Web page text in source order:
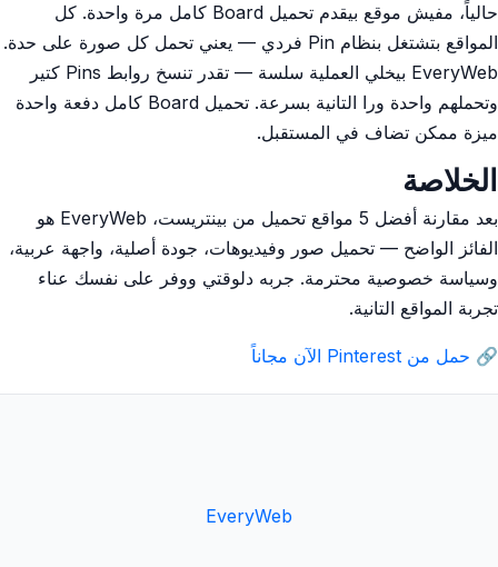
حالياً، مفيش موقع بيقدم تحميل Board كامل مرة واحدة. كل
المواقع بتشتغل بنظام Pin فردي — يعني تحمل كل صورة على حدة.
EveryWeb بيخلي العملية سلسة — تقدر تنسخ روابط Pins كتير
وتحملهم واحدة ورا التانية بسرعة. تحميل Board كامل دفعة واحدة
ميزة ممكن تضاف في المستقبل.
الخلاصة
بعد مقارنة أفضل 5 مواقع تحميل من بينتريست، EveryWeb هو
الفائز الواضح — تحميل صور وفيديوهات، جودة أصلية، واجهة عربية،
وسياسة خصوصية محترمة. جربه دلوقتي ووفر على نفسك عناء
تجربة المواقع التانية.
🔗 حمل من Pinterest الآن مجاناً
EveryWeb